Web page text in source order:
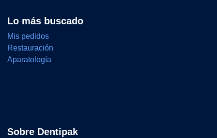
Lo más buscado
Mis pedidos
Restauración
Aparatología
Sobre Dentipak